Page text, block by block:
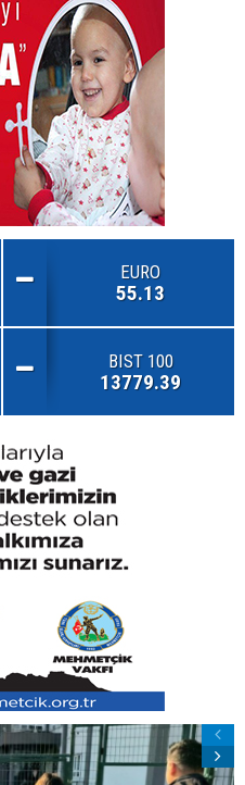
EURO
55.13
BIST 100
13779.39